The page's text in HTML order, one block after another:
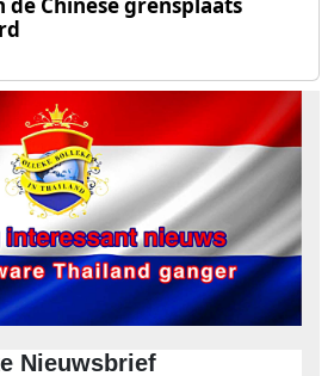
Nieuwsbrief